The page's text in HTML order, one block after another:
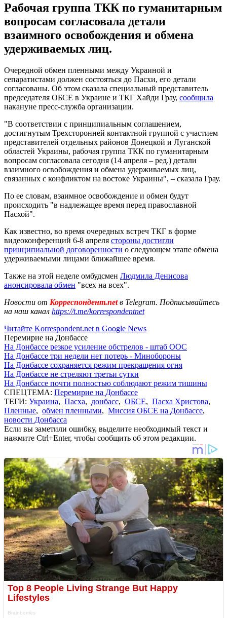
Рабочая группа ТКК по гуманитарным
вопросам согласовала детали
взаимного освобождения и обмена
удерживаемых лиц.
Очередной обмен пленными между Украиной и
сепаратистами должен состояться до Пасхи, его детали
согласованы. Об этом сказала специальный представитель
председателя ОБСЕ в Украине и ТКГ Хайди Грау, сообщила
накануне пресс-служба организации.
"В соответствии с принципиальным соглашением,
достигнутым Трехсторонней контактной группой с участием
представителей отдельных районов Донецкой и Луганской
областей Украины, рабочая группа ТКК по гуманитарным
вопросам согласовала сегодня (14 апреля – ред.) детали
взаимного освобождения и обмена удерживаемых лиц,
связанных с конфликтом на востоке Украины", – сказала Грау.
По ее словам, взаимное освобождение и обмен будут
происходить "в надлежащее время перед православной
Пасхой".
Как известно, во время очередных встреч ТКГ в форме
видеоконференций 6-8 апреля стороны достигли
принципиальной договоренности о следующем этапе обмена
удерживаемыми лицами ближайшее время.
Также на этой неделе омбудсмен Людмила Денисова
анонсировала обмен "всех на всех".
Новости от Корреспондент.netв Telegram. Подписывайтесь
на наш канал https://t.me/korrespondentnet
Читайте Korrespondent.net в Google News
Перемирие на Донбассе
На Донбассе резкое усиление обстрелов - штаб ООС
На Донбассе три недели нет потерь - Минобороны
На Донбассе сохраняется режим прекращения огня
На Донбассе не стреляют третьи сутки
На Донбассе почти полностью соблюдают режим тишины
СПЕЦТЕМА: Перемирие на Донбассе
ТЕГИ: Украина, Пасха, донбасс, ОБСЕ, Пасха Христова,
Пленные, обмен пленными, Миссия ОБСЕ на Донбассе,
новости Донбасса
Если вы заметили ошибку, выделите необходимый текст и
нажмите Ctrl+Enter, чтобы сообщить об этом редакции.